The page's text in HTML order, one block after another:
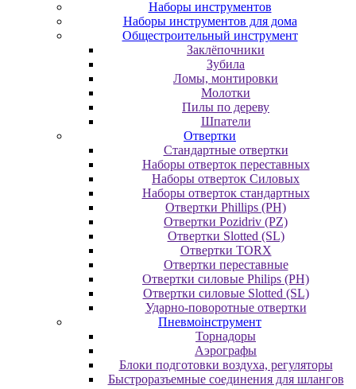
Наборы инструментов
Наборы инструментов для дома
Общестроительный инструмент
Заклёпочники
Зубила
Ломы, монтировки
Молотки
Пилы по дереву
Шпатели
Отвертки
Cтандартные отвертки
Наборы отверток переставных
Наборы отверток Силовых
Наборы отверток стандартных
Отвертки Phillips (PH)
Отвертки Pozidriv (PZ)
Отвертки Slotted (SL)
Отвертки TORX
Отвертки переставные
Отвертки силовые Philips (PH)
Отвертки силовые Slotted (SL)
Ударно-поворотные отвертки
Пневмоінструмент
Topнaдopы
Аэрографы
Блоки подготовки воздуха, регуляторы
Быстроразъемные соединения для шлангов